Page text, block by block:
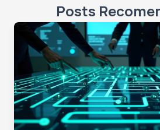
Posts